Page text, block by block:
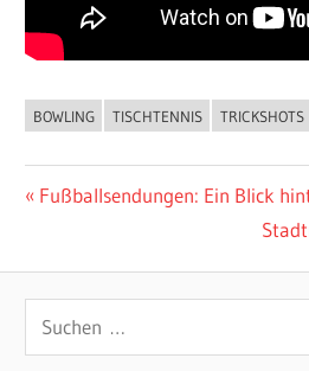
ALLGEMEIN
BOWLING TISCHTENNIS TRICKSHOTS
Beitragsnavigation
Vorheriger
Fußballsendungen: Ein Blick
Suchen
nach: